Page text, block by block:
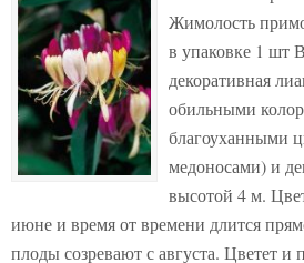
Жимолость
в упаковке 1 шт
декоративная
обильными
благоуханными
медоносами) и
высотой 4 м.
июне и время от времени длится
плоды созревают с августа. Цветет и